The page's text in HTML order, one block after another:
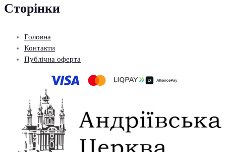
Сторінки
Головна
Контакти
Публічна оферта